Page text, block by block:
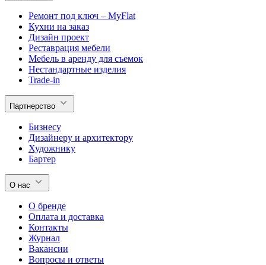
Ремонт под ключ – MyFlat
Кухни на заказ
Дизайн проект
Реставрация мебели
Мебель в аренду для съемок
Нестандартные изделия
Trade-in
Партнерство
Бизнесу
Дизайнеру и архитектору
Художнику
Бартер
О нас
О бренде
Оплата и доставка
Контакты
Журнал
Вакансии
Вопросы и ответы